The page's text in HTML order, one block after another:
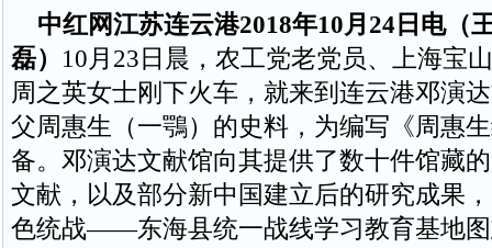
中红网江苏连云港2018年10月24日电（
磊） 10月23日晨，农工党老党员、上海宝
周之英女士刚下火车，就来到连云港邓演
父周惠生（一鶚）的史料，为编写《周惠
备。邓演达文献馆向其提供了数十件馆藏
文献，以及部分新中国建立后的研究成果
色统战——东海县统一战线学习教育基地